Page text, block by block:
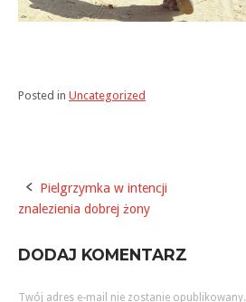
Posted in Uncategorized
Post
Pielgrzymka w intencji
znalezienia dobrej żony
DODAJ KOMENTARZ
Twój adres e-mail nie zostanie opublikowany.